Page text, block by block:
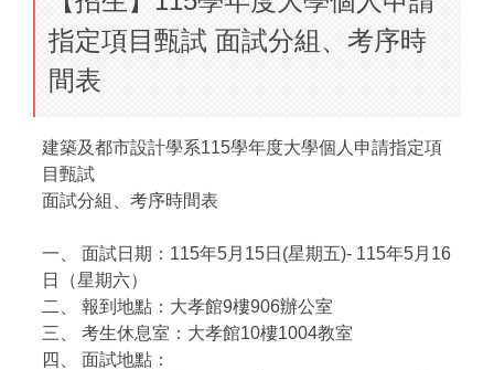
指定項目甄試 面試分組、考序時
間表
建築及都市設計學系115學年度大學個人申請指定項
目甄試
面試分組、考序時間表
一、 面試日期：115年5月15日(星期五)- 115年5月16
日（星期六）
二、 報到地點：大孝館9樓906辦公室
三、 考生休息室：大孝館10樓1004教室
四、 面試地點：